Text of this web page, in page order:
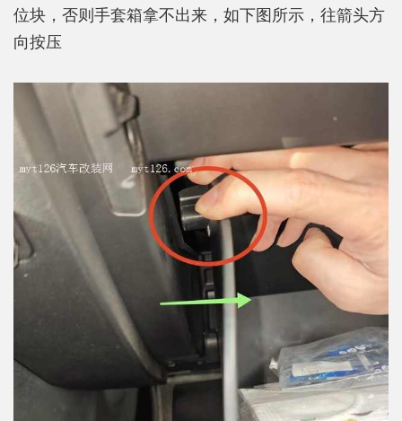
位块，否则手套箱拿不出来，如下图所示，往箭头方
向按压